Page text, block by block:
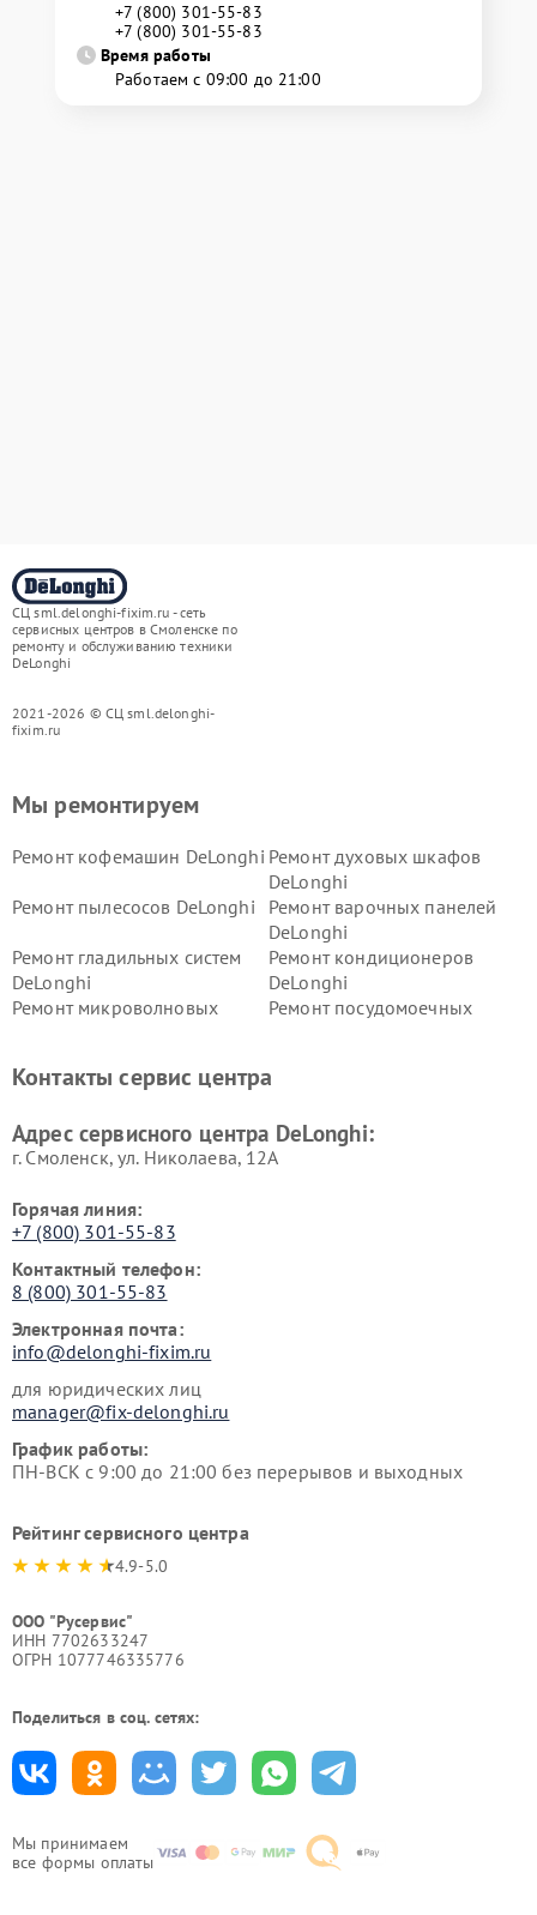
+7 (800) 301-55-83
+7 (800) 301-55-83
Время работы
Работаем с 09:00 до 21:00
СЦ sml.delonghi-fixim.ru - сеть
сервисных центров в Смоленске по
ремонту и обслуживанию техники
DeLonghi
2021-2026 © СЦ sml.delonghi-
fixim.ru
Мы принимаем
все формы оплаты
Мы ремонтируем
Ремонт кофемашин DeLonghi Ремонт духовых шкафов
DeLonghi
Ремонт пылесосов DeLonghi
Ремонт варочных панелей
DeLonghi
Ремонт гладильных систем
DeLonghi
Ремонт кондиционеров
DeLonghi
Ремонт микроволновых
Ремонт посудомоечных
DeLonghi
DeLonghi
Контакты сервис центра
Адрес сервисного центра DeLonghi:
г. Смоленск, ул. Николаева, 12А
Горячая линия:
+7 (800) 301-55-83
Контактный телефон:
8 (800) 301-55-83
Электронная почта:
info@delonghi-fixim.ru
для юридических лиц
manager@fix-delonghi.ru
График работы:
ПН-ВСК с 9:00 до 21:00 без перерывов и выходных
Рейтинг сервисного центра
4.9-5.0
ООО "Русервис"
ИНН 7702633247
ОГРН 1077746335776
Поделиться в соц. сетях: